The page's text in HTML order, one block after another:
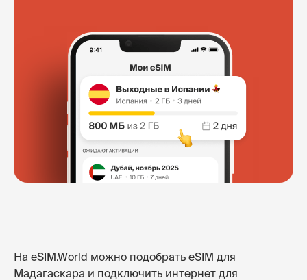
На eSIM.World можно подобрать eSIM для
Мадагаскара и подключить интернет для